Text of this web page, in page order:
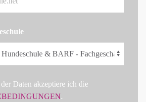
Daten akzeptiere ich die
.